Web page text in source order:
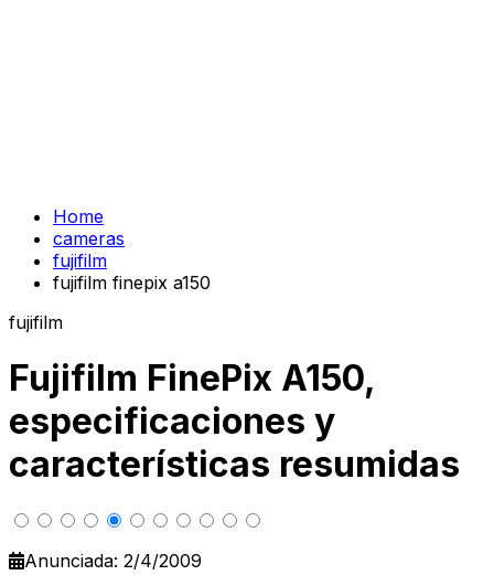
Home
cameras
fujifilm
fujifilm finepix a150
fujifilm
Fujifilm FinePix A150,
especificaciones y
características resumidas
Anunciada: 2/4/2009